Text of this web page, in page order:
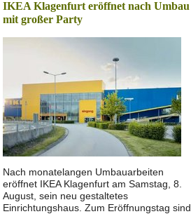
IKEA Klagenfurt eröffnet nach Umbau
mit großer Party
Nach monatelangen Umbauarbeiten
eröffnet IKEA Klagenfurt am Samstag, 8.
August, sein neu gestaltetes
Einrichtungshaus. Zum Eröffnungstag sind